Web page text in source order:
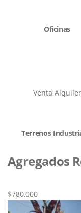
Oficinas
Venta Alquiler
Terrenos
Agregados
$780,000